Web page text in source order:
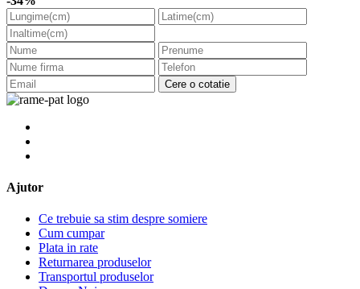
Cere o cotatie
Ajutor
Ce trebuie sa stim despre somiere
Cum cumpar
Plata in rate
Returnarea produselor
Transportul produselor